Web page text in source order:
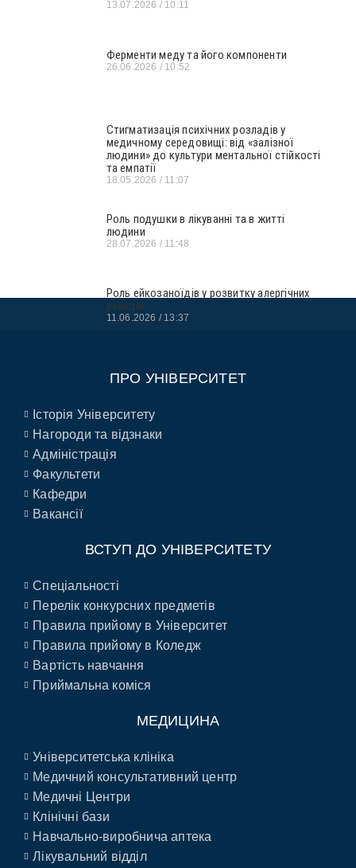
13.07.2026 10:11
Ферменти меду та його компоненти
26.06.2026 10:52
Стигматизація психічних розладів у
медичному середовищі: від «залізної
людини» до культури ментальної стійкості
та емпатії
18.05.2026 11:07
Роль подушки в лікуванні та в житті
людини
28.07.2026 11:48
Роль ейкозаноїдів у розвитку алергічних
реакцій
11.06.2026 13:37
ПРО УНІВЕРСИТЕТ
Історія Університету
Нагороди та відзнаки
Адміністрація
Факультети
Кафедри
Вакансії
ВСТУП ДО УНІВЕРСИТЕТУ
Спеціальності
Перелік конкурсних предметів
Правила прийому в Університет
Правила прийому в Коледж
Вартість навчання
Приймальна коміся
МЕДИЦИНА
Університетська клініка
Медичний консультативний центр
Медичні Центри
Клінічні бази
Навчально-виробнича аптека
Лікувальний відділ